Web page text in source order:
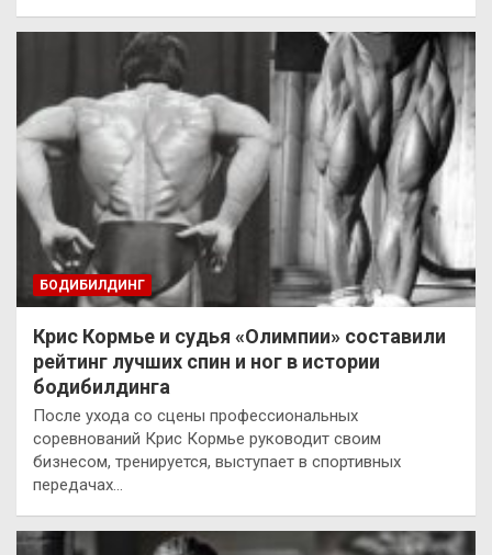
БОДИБИЛДИНГ
Крис Кормье и судья «Олимпии» составили
рейтинг лучших спин и ног в истории
бодибилдинга
После ухода со сцены профессиональных
соревнований Крис Кормье руководит своим
бизнесом, тренируется, выступает в спортивных
передачах…